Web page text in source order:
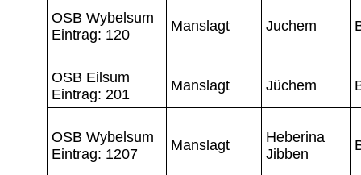
OSB Wybelsum
Eintrag: 120
Manslagt Juchem
OSB Eilsum
Eintrag: 201
Manslagt Jüchem
OSB Wybelsum
Eintrag: 1207
Manslagt
Heberina
Jibben